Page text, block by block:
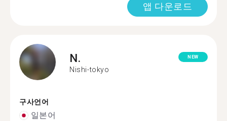
앱 다운로드
N.
Nishi-tokyo
NEW
구사언어
일본어